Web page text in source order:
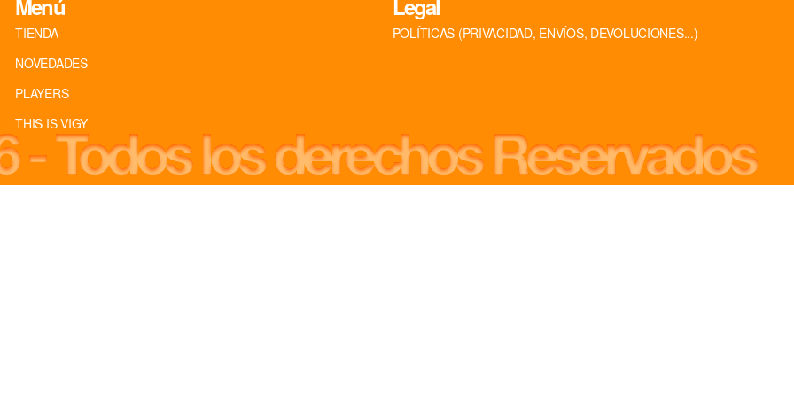
TIENDA
NOVEDADES
PLAYERS
THIS IS VIGY
POLÍTICAS (PRIVACIDAD, ENVÍOS, DEVOLUCIONES...)